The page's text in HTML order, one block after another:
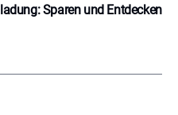
Sparen und Entdecken